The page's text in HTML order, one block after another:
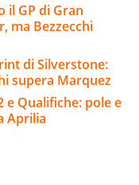
il GP di Gran
ma Bezzecchi
di Silverstone:
supera Marquez
e Qualifiche: pole e
Aprilia